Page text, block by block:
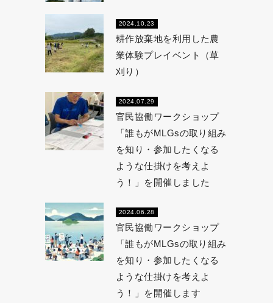
2024.10.23
耕作放棄地を利用した農
業体験プレイベント（草
刈り）
2024.07.29
官民協働ワークショップ
「誰もがMLGsの取り組み
を知り・参加したくなる
ような仕掛けを考えよ
う！」を開催しました
2024.06.28
官民協働ワークショップ
「誰もがMLGsの取り組み
を知り・参加したくなる
ような仕掛けを考えよ
う！」を開催します